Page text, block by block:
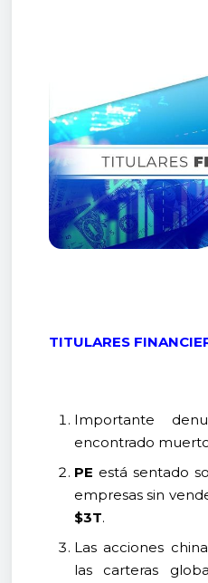
TITULARES
Importante
encontrado
PE está sentado
empresas sin
$3T.
Las acciones
las carteras